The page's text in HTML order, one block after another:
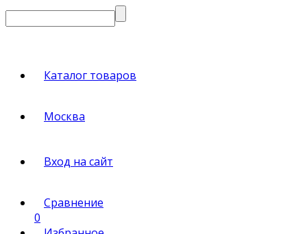
Каталог товаров
Москва
Вход на сайт
Сравнение
0